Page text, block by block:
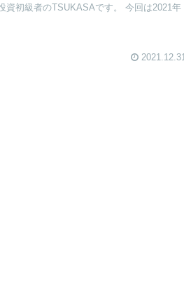
資初級者のTSUKASAです。 今回は2021年
2021.12.31